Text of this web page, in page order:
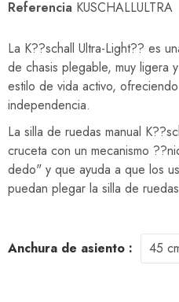
Referencia KUSCHALLULTRA
La K??schall Ultra-Light?? es
de chasis plegable, muy ligera
estilo de vida activo,
independencia.
La silla de ruedas manual
cruceta con un mecanismo
dedo" y que ayuda a que los
puedan plegar la silla de
Anchura de asiento :